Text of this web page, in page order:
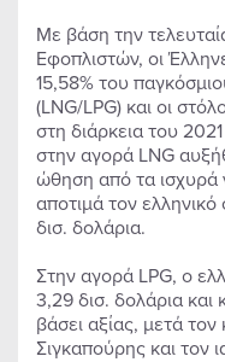
Με βάση την
Εφοπλιστών, οι
15,58% του
(LNG/LPG) και οι
στη διάρκεια του
στην αγορά LNG
ώθηση από τα
αποτιμά τον
δισ. δολάρια.
Στην αγορά LPG, ο
3,29 δισ. δολάρια και
βάσει αξίας, μετά τον
Σιγκαπούρης και τον